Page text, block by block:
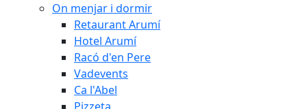
On menjar i dormir
Retaurant Arumí
Hotel Arumí
Racó d'en Pere
Vadevents
Ca l'Abel